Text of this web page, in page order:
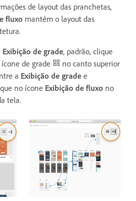
de layout das pranchetas,
fluxo mantém o layout das
Exibição de grade, padrão, clique
de grade
no canto superior
a Exibição de grade e
no ícone Exibição de fluxo no
tela.